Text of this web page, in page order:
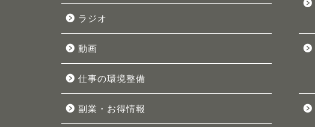
ラジオ
動画
仕事の環境整備
副業・お得情報